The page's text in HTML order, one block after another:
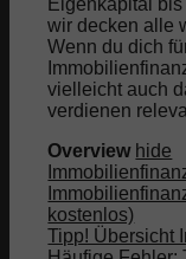
wir decken alle
Wenn du dich
vielleicht auch
verdienen
Overview hide
kostenlos)
Tipp! Übersicht